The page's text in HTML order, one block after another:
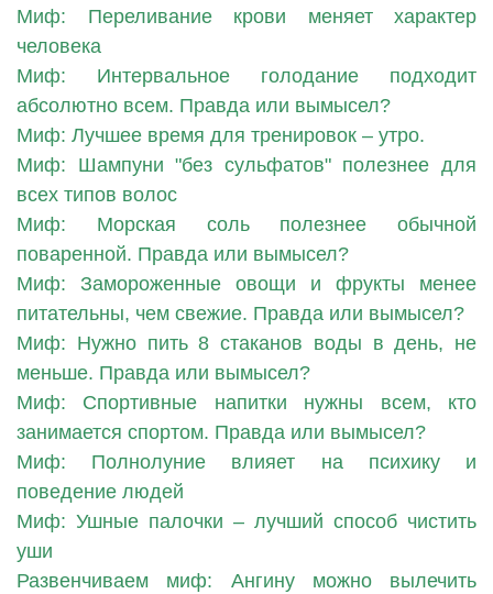
Миф: Переливание крови меняет характер
человека
Миф: Интервальное голодание подходит
абсолютно всем. Правда или вымысел?
Миф: Лучшее время для тренировок – утро.
Миф: Шампуни "без сульфатов" полезнее для
всех типов волос
Миф: Морская соль полезнее обычной
поваренной. Правда или вымысел?
Миф: Замороженные овощи и фрукты менее
питательны, чем свежие. Правда или вымысел?
Миф: Нужно пить 8 стаканов воды в день, не
меньше. Правда или вымысел?
Миф: Спортивные напитки нужны всем, кто
занимается спортом. Правда или вымысел?
Миф: Полнолуние влияет на психику и
поведение людей
Миф: Ушные палочки – лучший способ чистить
уши
Развенчиваем миф: Ангину можно вылечить